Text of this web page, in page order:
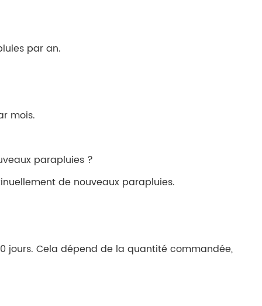
par an.
mois.
parapluies ?
de nouveaux parapluies.
jours. Cela dépend de la quantité commandée,